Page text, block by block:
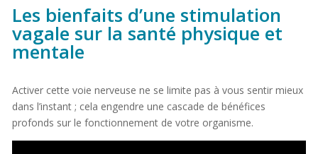
Les bienfaits d’une stimulation
vagale sur la santé physique et
mentale
Activer cette voie nerveuse ne se limite pas à vous sentir mieux
dans l’instant ; cela engendre une cascade de bénéfices
profonds sur le fonctionnement de votre organisme.